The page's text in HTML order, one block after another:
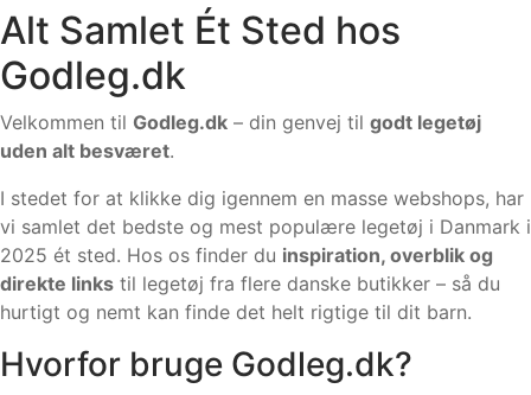
Alt Samlet Ét Sted hos
Godleg.dk
Velkommen til Godleg.dk – din genvej til godt legetøj
uden alt besværet.
I stedet for at klikke dig igennem en masse webshops, har
vi samlet det bedste og mest populære legetøj i Danmark i
2025 ét sted. Hos os finder du inspiration, overblik og
direkte links til legetøj fra flere danske butikker – så du
hurtigt og nemt kan finde det helt rigtige til dit barn.
Hvorfor bruge Godleg.dk?